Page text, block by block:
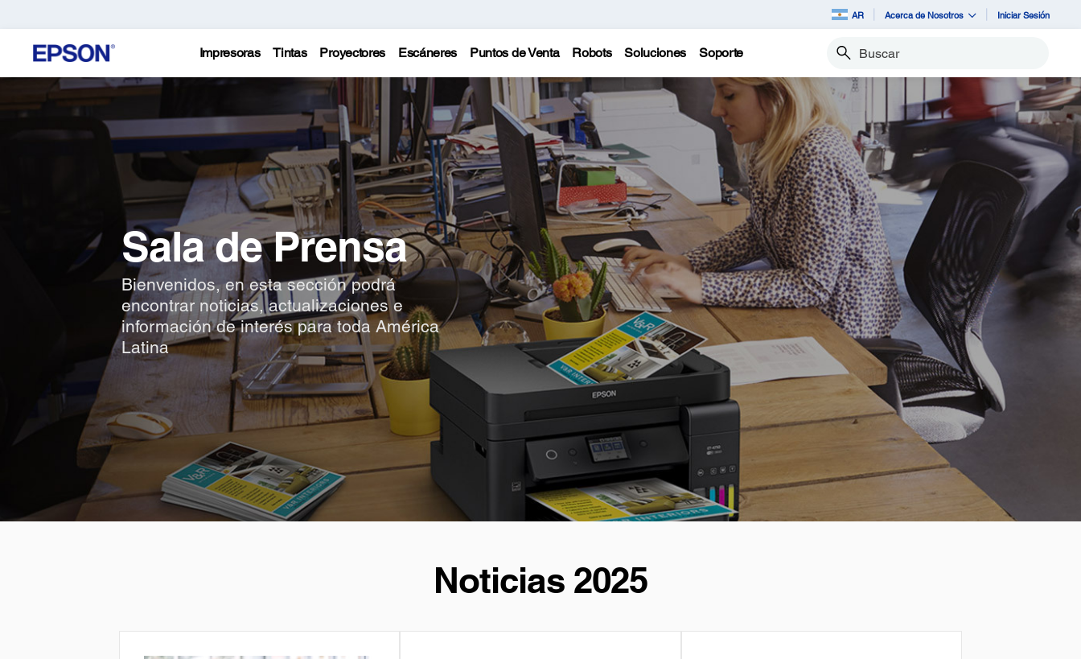
AR Acerca de Nosotros Iniciar Sesión
Impresoras Tintas Proyectores Escáneres Puntos de Venta Robots Soluciones Soporte Buscar
Sala de Prensa
Bienvenidos, en esta sección podrá
encontrar noticias, actualizaciones e
información de interés para toda América
Latina
Noticias 2025